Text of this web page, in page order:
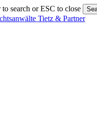
search or ESC to close